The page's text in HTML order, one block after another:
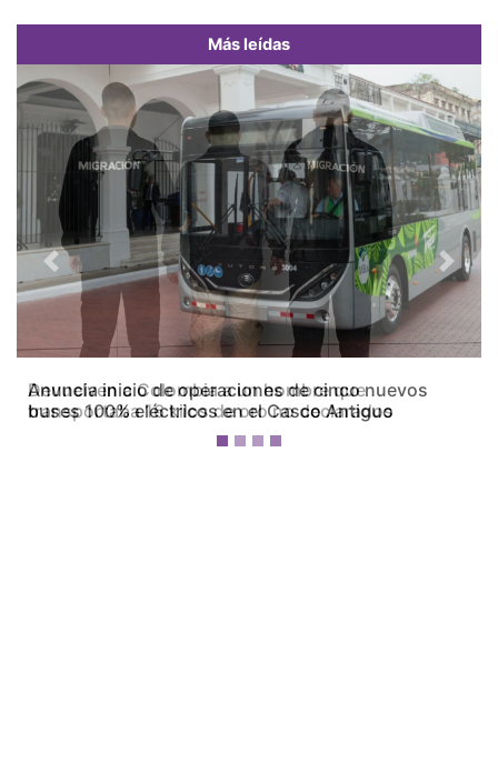
Más leídas
Devuelven a Colombia a un hombre que
transportaba 16 kilos de oro no declarados
Previous Next